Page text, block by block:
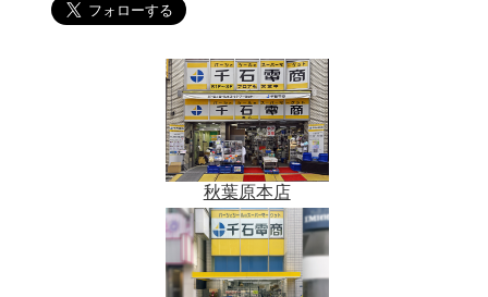
秋葉原本店